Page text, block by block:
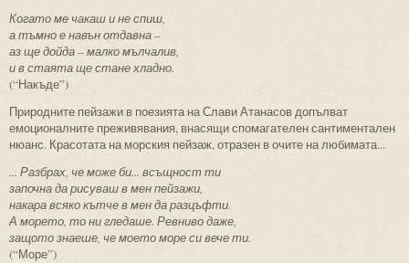
Когато ме чакаш и не спиш,
а тъмно е навън отдавна –
аз ще дойда – малко мълчалив,
и в стаята ще стане хладно.
(“Накъде”)
Природните пейзажи в поезията на Слави Атанасов допълват
емоционалните преживявания, внасящи спомагателен сантиментален
нюанс. Красотата на морския пейзаж, отразен в очите на любимата...
... Разбрах, че може би... всъщност ти
започна да рисуваш в мен пейзажи,
накара всяко кътче в мен да разцъфти.
А морето, то ни гледаше. Ревниво даже,
защото знаеше, че моето море си вече ти.
(“Море”)